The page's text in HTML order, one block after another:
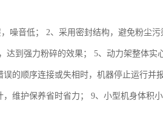
噪音低； 2、采用密封结构，避免粉尘
达到强力粉碎的效果； 5、动力架整体
的顺序连接或失相时，机器停止运行并
维护保养省时省力； 9、小型机身体积